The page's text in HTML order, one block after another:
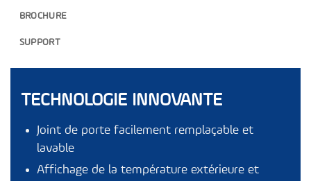
BROCHURE
SUPPORT
TECHNOLOGIE INNOVANTE
Joint de porte facilement remplaçable et
lavable
Affichage de la température extérieure et